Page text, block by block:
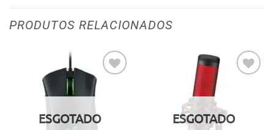
PRODUTOS RELACIONADOS
Adicionar
aos meus
ESGOTADO
desejos
ESGOTADO